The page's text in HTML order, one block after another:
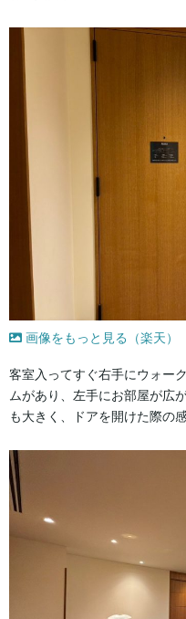
画像をもっと見る（楽天）
客室入ってすぐ右手にウォー
ムがあり、左手にお部屋が広
も大きく、ドアを開けた際の